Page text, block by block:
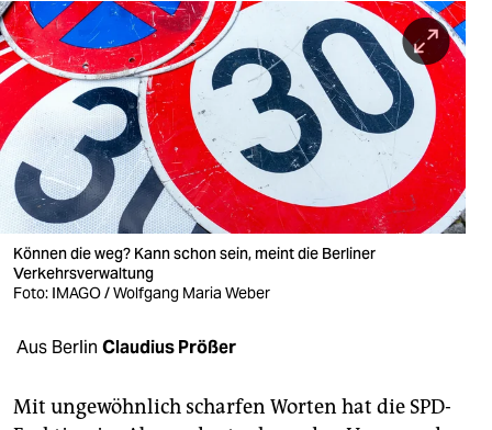
sport
berlin
nord
wahrheit
verlag
verlag
shop
fragen & hilfe
Können die weg? Kann schon sein, meint die Berliner
Verkehrsverwaltung
Foto: IMAGO / Wolfgang Maria Weber
Aus Berlin Claudius Prößer
Mit ungewöhnlich scharfen Worten hat die SPD-